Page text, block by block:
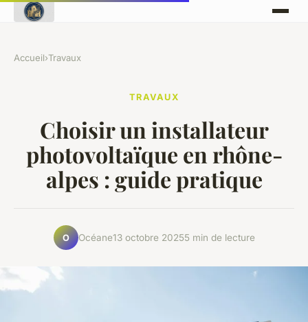
Accueil›Travaux
TRAVAUX
Choisir un installateur
photovoltaïque en rhône-
alpes : guide pratique
O Océane13 octobre 20255 min de lecture